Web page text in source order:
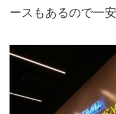
ースもあるので一安